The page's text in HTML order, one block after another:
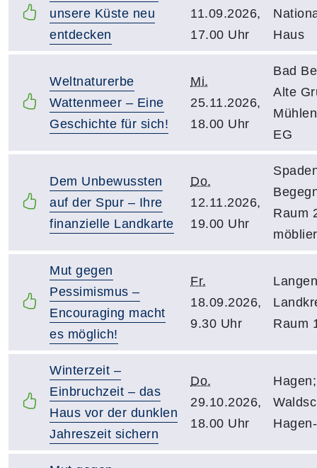
unsere Küste neu
entdecken
11.09.2026,
17.00 Uhr
Haus
Weltnaturerbe
Wattenmeer – Eine
Geschichte für sich!
Mi.
25.11.2026,
18.00 Uhr
Bad
Alte
EG
Dem Unbewussten
auf der Spur – Ihre
finanzielle Landkarte
Do.
12.11.2026,
19.00 Uhr
Raum
Mut gegen
Pessimismus –
Encouraging macht
es möglich!
Fr.
18.09.2026,
9.30 Uhr
Raum
Winterzeit –
Einbruchzeit – das
Haus vor der dunklen
Jahreszeit sichern
Do.
29.10.2026,
18.00 Uhr
Hagen;